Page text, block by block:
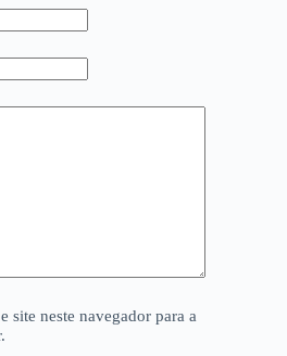
site neste navegador para a